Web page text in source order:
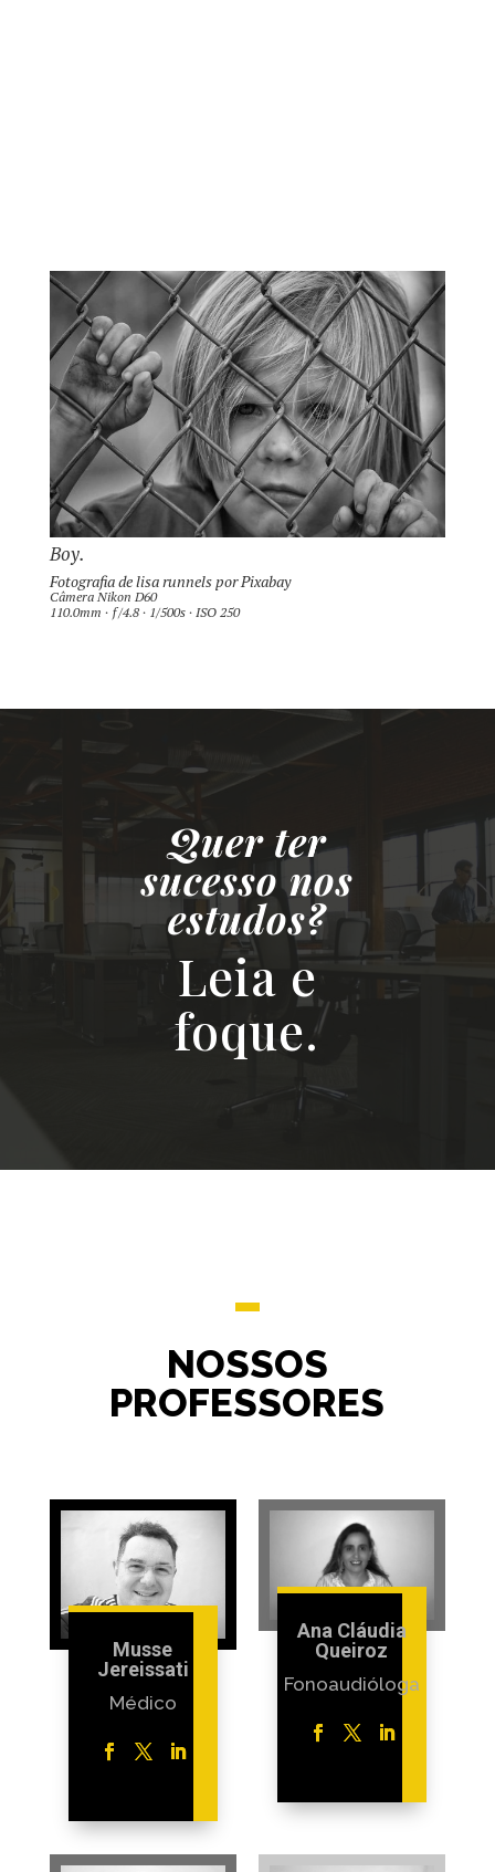
Boy.
Fotografia delisa runnelsporPixabay
Câmera Nikon D60
110.0mm · ƒ/4.8 · 1/500s · ISO 250
Quer ter
sucesso nos
estudos?
Leia e
foque.
NOSSOS
PROFESSORES
Musse
Jereissati
Médico
Ana Cláudia
Queiroz
Fonoaudióloga